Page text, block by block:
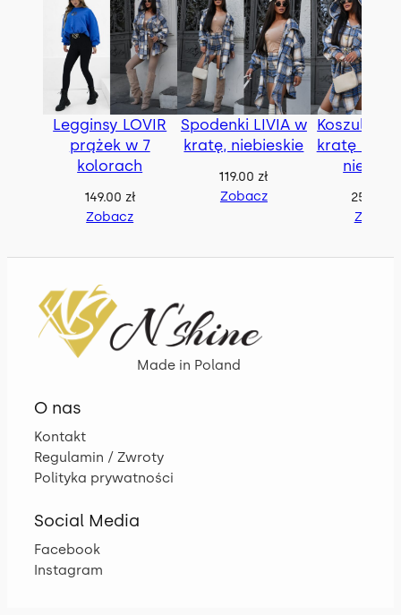
Legginsy LOVIR
prążek w 7
kolorach
149.00 zł
Zobacz
Spodenki LIVIA w
kratę, niebieskie
119.00zł
Zobacz
Koszula
kratę z
259.00
Zobacz
Made in Poland
O nas
Kontakt
Regulamin / Zwroty
Polityka prywatności
Social Media
Facebook
Instagram